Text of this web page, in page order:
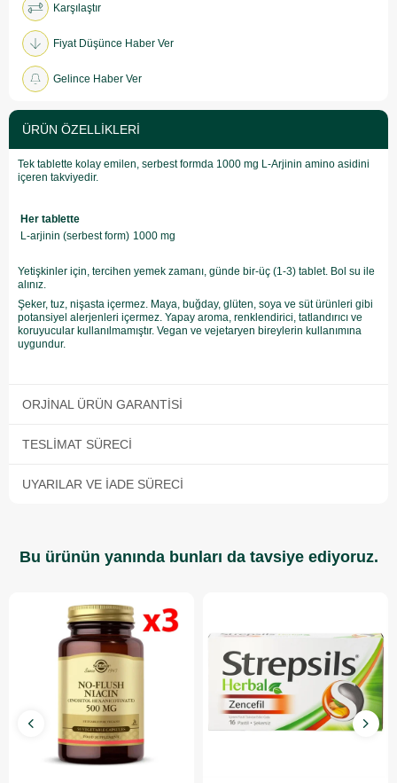
Karşılaştır
Fiyat Düşünce Haber Ver
Gelince Haber Ver
ÜRÜN ÖZELLIKLERI
Tek tablette kolay emilen, serbest formda 1000 mg L-Arjinin amino asidini
içeren takviyedir.
Her tablette
L-arjinin (serbest form) 1000 mg
Yetişkinler için, tercihen yemek zamanı, günde bir-üç (1-3) tablet. Bol su ile
alınız.
Şeker, tuz, nişasta içermez. Maya, buğday, glüten, soya ve süt ürünleri gibi
potansiyel alerjenleri içermez. Yapay aroma, renklendirici, tatlandırıcı ve
koruyucular kullanılmamıştır. Vegan ve vejetaryen bireylerin kullanımına
uygundur.
ORJINAL ÜRÜN GARANTISI
TESLIMAT SÜRECI
UYARILAR VE İADE SÜRECI
Bu ürünün yanında bunları da tavsiye ediyoruz.